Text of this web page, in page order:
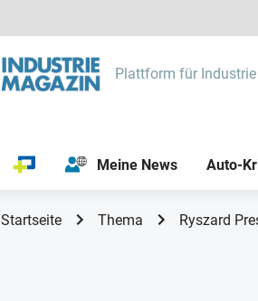
Plattform für
Meine News Auto-
Startseite Thema Ryszard